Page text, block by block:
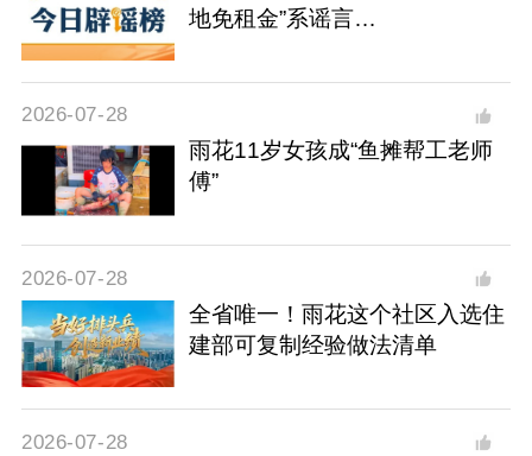
地免租金”系谣言
2026-07-28
雨花11岁女孩成“鱼摊帮工老师
傅”
2026-07-28
全省唯一！雨花这个社区入选住
建部可复制经验做法清单
2026-07-28